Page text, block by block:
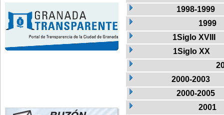
1998-1999
1999
1Siglo XVIII
1Siglo XX
2000-2003
2000-2005
2001